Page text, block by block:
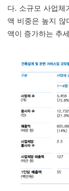
다. 소규모 사업체
액 비중은 높지 않
액이 증가하는 추